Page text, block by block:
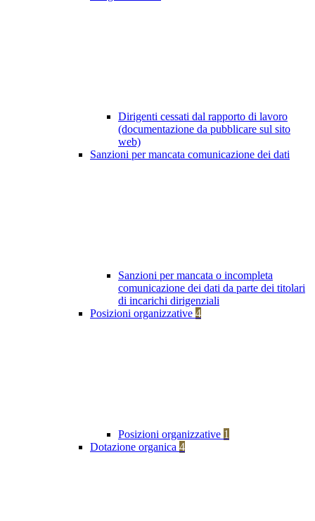
Dirigenti cessati dal rapporto di lavoro
(documentazione da pubblicare sul sito
web)
Sanzioni per mancata comunicazione dei dati
Sanzioni per mancata o incompleta
comunicazione dei dati da parte dei titolari
di incarichi dirigenziali
Posizioni organizzative 4
Posizioni organizzative 1
Dotazione organica 4